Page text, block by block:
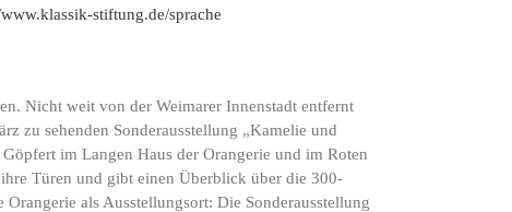
stiftung.de/sprache
Nicht weit von der Weimarer Innenstadt entfernt
zu sehenden Sonderausstellung „Kamelie und
im Langen Haus der Orangerie und im Roten
Türen und gibt einen Überblick über die 300-
als Ausstellungsort: Die Sonderausstellung